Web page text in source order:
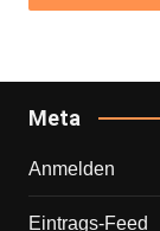
Meta
Anmelden
Eintrags-Feed